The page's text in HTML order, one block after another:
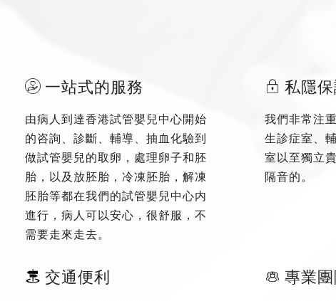
一站式的服務
由病人到達香港試管嬰兒中心開始
的咨詢、診斷、輔導、抽血化驗到
做試管嬰兒的取卵，處理卵子和胚
胎，以及放胚胎，冷凍胚胎，解凍
胚胎等都在我們的試管嬰兒中心内
進行，病人可以安心，很舒服，不
需要走來走去。
私隱
我們非常注
生診症室、
室以至獨立
隔音的。
交通便利 專業